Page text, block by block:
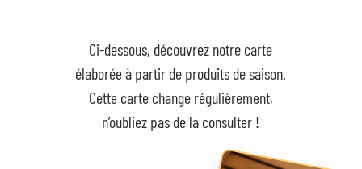
Ci-dessous, découvrez notre carte
élaborée à partir de produits de saison.
Cette carte change régulièrement,
n’oubliez pas de la consulter !